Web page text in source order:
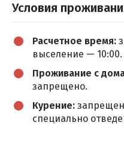
Условия
Расчетное время:
выселение — 10:00.
Проживание с
запрещено.
Курение:
специально